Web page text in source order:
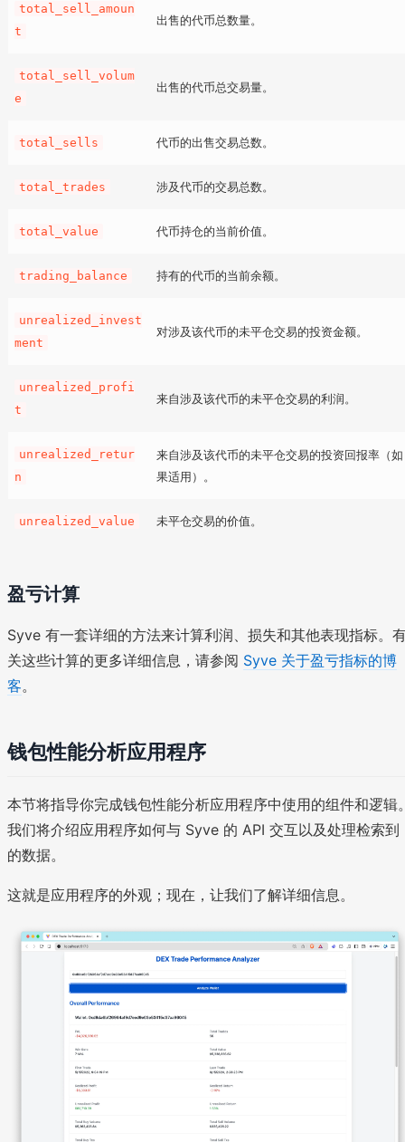
total_sell_amoun
t
出售的代币总数量。
total_sell_volum
e
出售的代币总交易量。
total_sells 代币的出售交易总数。
total_trades 涉及代币的交易总数。
total_value 代币持仓的当前价值。
trading_balance 持有的代币的当前余额。
unrealized_invest
ment
对涉及该代币的未平仓交易的投资金额。
unrealized_profi
t
来自涉及该代币的未平仓交易的利润。
unrealized_retur
n
来自涉及该代币的未平仓交易的投资回报率（如
果适用）。
unrealized_value 未平仓交易的价值。
盈亏计算
Syve 有一套详细的方法来计算利润、损失和其他表现指标。
关这些计算的更多详细信息，请参阅 Syve 关于盈亏指标的博
客。
钱包性能分析应用程序
本节将指导你完成钱包性能分析应用程序中使用的组件和逻辑
我们将介绍应用程序如何与 Syve 的 API 交互以及处理检索到
的数据。
这就是应用程序的外观；现在，让我们了解详细信息。